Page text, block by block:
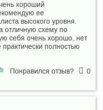
хороший
ее
высокого уровня.
отличную схему по
себя очень хорошо, нет
полностью
Понравился отзыв?
0